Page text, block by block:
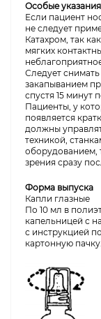
Особые указания
Если пациент
не следует
Катахром, так
мягких
Следует
закапыванием
спустя 15 минут
Пациенты, у
появляется
должны
техникой,
зрения сразу
Форма выпуска
Капли глазные
По 10 мл в
капельницей с
с инструкцией
картонную пачку.